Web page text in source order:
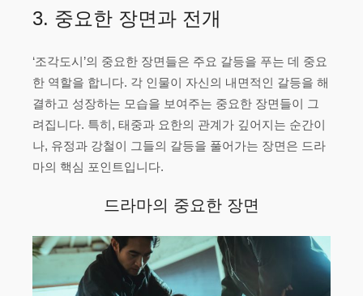
3. 중요한 장면과 전개
‘조각도시’의 중요한 장면들은 주요 갈등을 푸는 데 중요
한 역할을 합니다. 각 인물이 자신의 내면적인 갈등을 해
결하고 성장하는 모습을 보여주는 중요한 장면들이 그
려집니다. 특히, 태중과 요한의 관계가 깊어지는 순간이
나, 유정과 강철이 그들의 갈등을 풀어가는 장면은 드라
마의 핵심 포인트입니다.
드라마의 중요한 장면